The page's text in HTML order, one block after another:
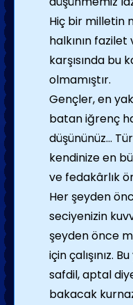
Hiç bir milletin
halkının fazilet
karşısında bu
olmamıştır.
Gençler, en
batan iğrenç
düşününüz...
kendinize en
ve fedakârlık
Her şeyden
seciyenizin
şeyden önce
için çalışınız.
safdil, aptal
bakacak